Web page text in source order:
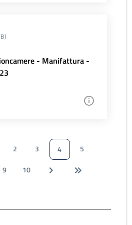
- Manifattura -
2 3 4
5
9 10